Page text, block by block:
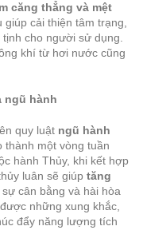
căng thẳng và mệt
giúp cải thiện tâm trạng,
cho người sử dụng.
khí từ hơi nước cũng
ngũ hành
quy luật ngũ hành
thành một vòng tuần
hành Thủy, khi kết hợp
luân sẽ giúp tăng
sự cân bằng và hài hòa
những xung khắc,
đẩy năng lượng tích